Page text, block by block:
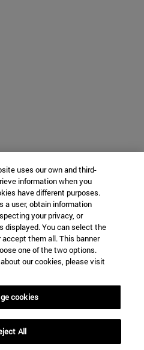
uses our own and third-
information when you
have different purposes.
a user, obtain information
your privacy, or
displayed. You can select the
them all. This banner
one of the two options.
our cookies, please visit
cookies
All